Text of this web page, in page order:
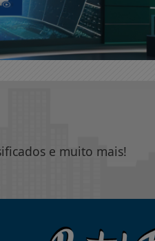
e muito mais!